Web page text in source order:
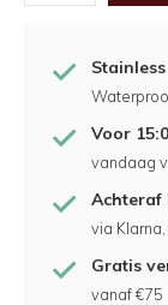
Voor
vandaag
Achteraf
via
Gratis
vanaf €75